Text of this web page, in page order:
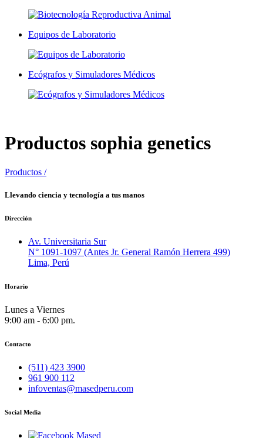
Equipos de Laboratorio
Ecógrafos y Simuladores Médicos
Productos sophia genetics
Productos /
Llevando ciencia y tecnología a tus manos
Dirección
Av. Universitaria Sur
N° 1091-1097 (Antes Jr. General Ramón Herrera 499)
Lima, Perú
Horario
Lunes a Viernes
9:00 am - 6:00 pm.
Contacto
(511) 423 3900
961 900 112
infoventas@masedperu.com
Social Media